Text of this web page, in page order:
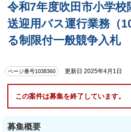
令和7年度吹田市小学校
送迎用バス運行業務（
る制限付一般競争入札
ページ番号1038360 更新日 2025年4月1日
この案件は募集を終了しています。
募集概要